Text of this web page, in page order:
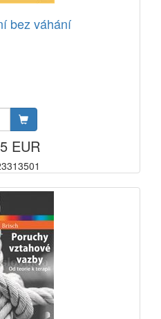
bez váhání
EUR